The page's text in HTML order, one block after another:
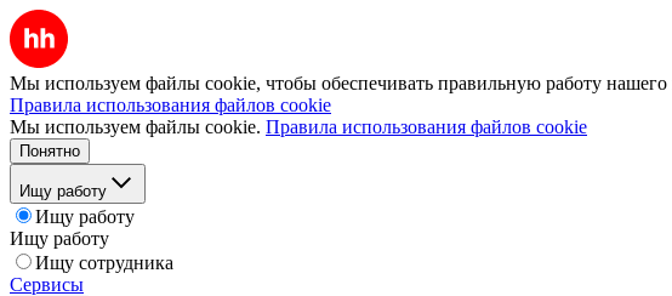
Мы используем файлы cookie, чтобы обеспечивать правильную работу нашего
Правила использования файлов cookie
Мы используем файлы cookie. Правила использования файлов cookie
Понятно
Ищу работу
Ищу работу
Ищу работу
Ищу сотрудника
Сервисы